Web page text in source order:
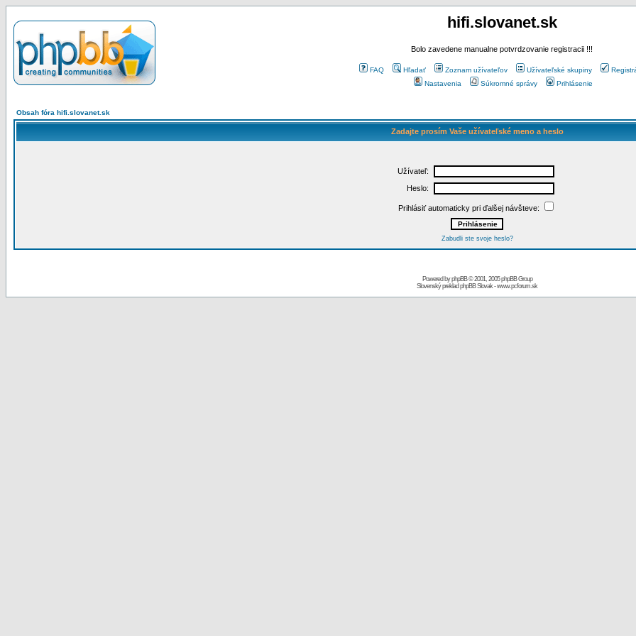
hifi.slovanet.sk
Bolo zavedene manualne potvrdzovanie registracii !!!
FAQ Hľadať Zoznam užívateľov Užívateľské skupiny
Nastavenia
Súkromné správy Prihlásenie
Obsah fóra hifi.slovanet.sk
Zadajte prosím Vaše užívateľské meno a heslo
Užívateľ:
Heslo:
Prihlásiť automaticky pri ďalšej návšteve:
Zabudli ste svoje heslo?
Powered byphpBB© 2001, 2005 phpBB Group
Slovenský preklad phpBB Slovak-www.pcforum.sk